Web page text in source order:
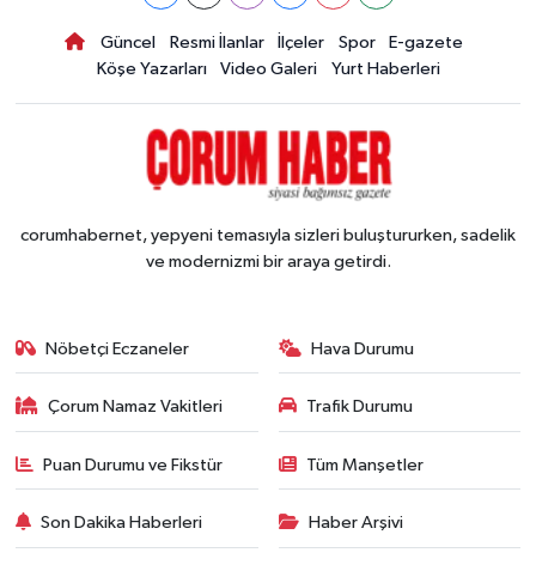
Güncel Resmi İlanlar İlçeler Spor
E-gazete
Köşe Yazarları
Video Galeri Yurt Haberleri
corumhabernet, yepyeni temasıyla sizleri buluştururken, sadelik
ve modernizmi bir araya getirdi.
Nöbetçi Eczaneler Hava Durumu
Çorum Namaz Vakitleri Trafik Durumu
Puan Durumu ve Fikstür Tüm Manşetler
Son Dakika Haberleri Haber Arşivi